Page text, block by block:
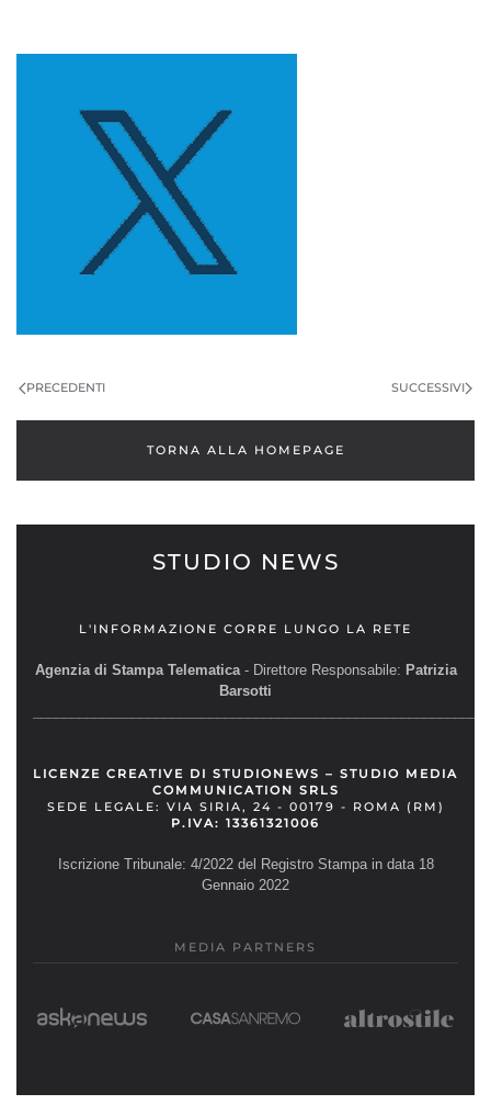
PRECEDENTI SUCCESSIVI
TORNA ALLA HOMEPAGE
STUDIO NEWS
L'INFORMAZIONE CORRE LUNGO LA RETE
Agenzia di Stampa Telematica- Direttore Responsabile: Patrizia
Barsotti
LICENZE CREATIVE DI STUDIONEWS – STUDIO MEDIA
COMMUNICATION SRLS
SEDE LEGALE: VIA SIRIA, 24 - 00179 - ROMA (RM)
P.IVA: 13361321006
Iscrizione Tribunale: 4/2022 del Registro Stampa in data 18
Gennaio 2022
MEDIA PARTNERS